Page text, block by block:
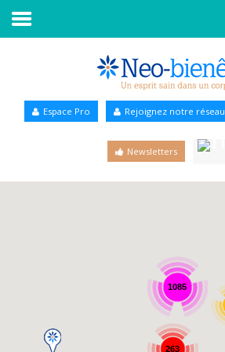
Annuaire Bien-être
Espace Pro Rejoignez notre réseau
Newsletters
1085
263